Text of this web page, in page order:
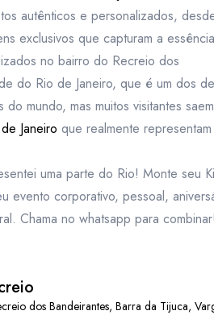
autênticos e personalizados,
exclusivos que capturam a essência
no bairro do Recreio dos
do Rio de Janeiro, que é um dos
mundo, mas muitos visitantes
Janeiro que realmente
uma parte do Rio! Monte seu
evento corporativo, pessoal,
Chama no whatsapp para combinar!
dos Bandeirantes, Barra da Tijuca,